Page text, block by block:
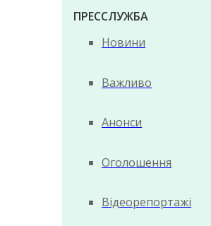
ПРЕССЛУЖБА
Новини
Важливо
Анонси
Оголошення
Відеорепортажі